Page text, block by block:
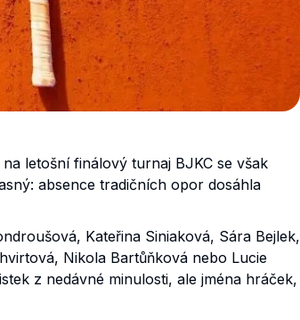
letošní finálový turnaj BJKC se však
absence tradičních opor dosáhla
Kateřina Siniaková, Sára Bejlek,
Nikola Bartůňková nebo Lucie
z nedávné minulosti, ale jména hráček,